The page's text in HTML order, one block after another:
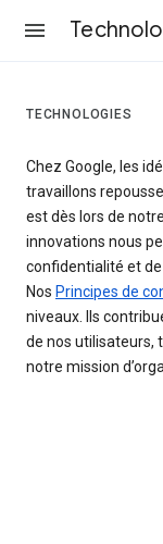
TECHNOLOGIES
Chez Google, les
travaillons
est dès lors de
innovations nous
confidentialité et
Nos Principes de
niveaux. Ils
de nos utilisateurs,
notre mission